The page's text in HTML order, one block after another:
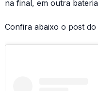
na final, em outra
Confira abaixo o post do